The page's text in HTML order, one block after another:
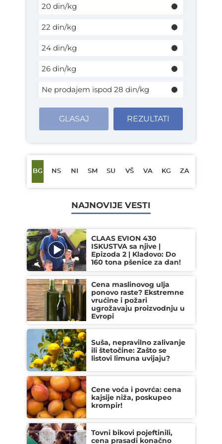
20 din/kg
22 din/kg
24 din/kg
26 din/kg
Ne prodajem ispod 28 din/kg
GLASAJ REZULTATI
BG NS NI SM SU VŠ VA KG ZA
NAJNOVIJE VESTI
CLAAS EVION 430
ISKUSTVA sa njive |
Epizoda 2 | Kladovo: Do
160 tona pšenice za dan!
Cena maslinovog ulja
ponovo raste? Ekstremne
vrućine i požari
ugrožavaju proizvodnju u
Evropi
Suša, nepravilno zalivanje
ili štetočine: Zašto se
listovi limuna uvijaju?
Cene voća i povrća: cena
kajsije niža, poskupeo
krompir!
Tovni bikovi pojeftinili,
cena prasadi konačno